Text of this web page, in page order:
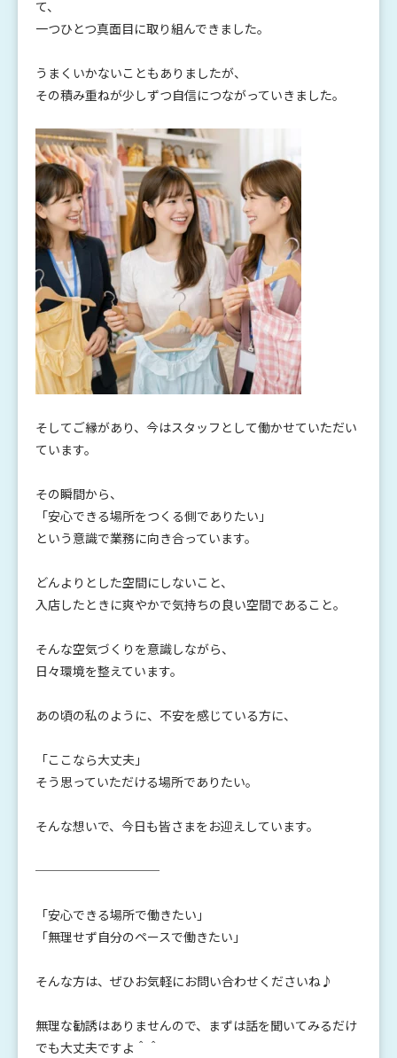
て、
一つひとつ真面目に取り組んできました。
うまくいかないこともありましたが、
その積み重ねが少しずつ自信につながっていきました。
そしてご縁があり、今はスタッフとして働かせていただい
ています。
その瞬間から、
「安心できる場所をつくる側でありたい」
という意識で業務に向き合っています。
どんよりとした空間にしないこと、
入店したときに爽やかで気持ちの良い空間であること。
そんな空気づくりを意識しながら、
日々環境を整えています。
あの頃の私のように、不安を感じている方に、
「ここなら大丈夫」
そう思っていただける場所でありたい。
そんな想いで、今日も皆さまをお迎えしています。
──────────
「安心できる場所で働きたい」
「無理せず自分のペースで働きたい」
そんな方は、ぜひお気軽にお問い合わせくださいね♪
無理な勧誘はありませんので、まずは話を聞いてみるだけ
でも大丈夫ですよ＾＾